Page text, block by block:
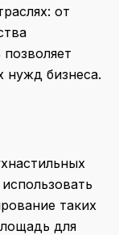
от
нужд бизнеса.
таких
для